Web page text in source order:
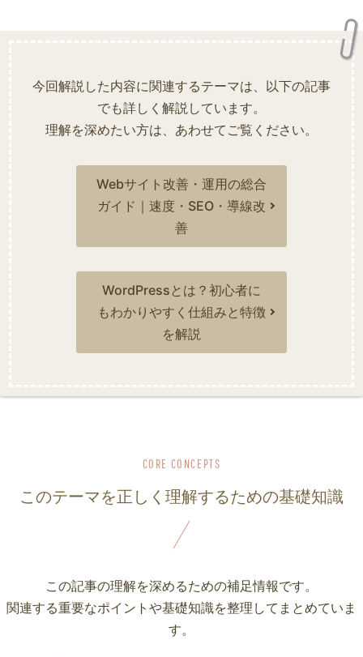
今回解説した内容に関連するテーマは、以下の記事
でも詳しく解説しています。
理解を深めたい方は、あわせてご覧ください。
Webサイト改善・運用の総合
ガイド｜速度・SEO・導線改
善
WordPressとは？初心者に
もわかりやすく仕組みと特徴
を解説
このテーマを正しく理解するための基礎知識
この記事の理解を深めるための補足情報です。
関連する重要なポイントや基礎知識を整理してまとめていま
す。